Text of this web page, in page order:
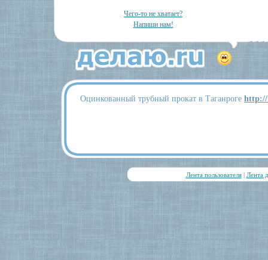
Чего-то не хватает?
Напиши нам!
Оцинкованный трубный прокат в Таганроге http://
Лента пользователя| Лента